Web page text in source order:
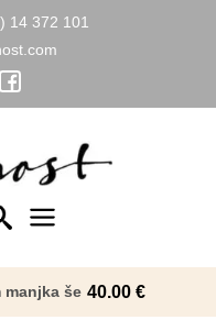
14 372 101
Menu
manjka še 40.00 €